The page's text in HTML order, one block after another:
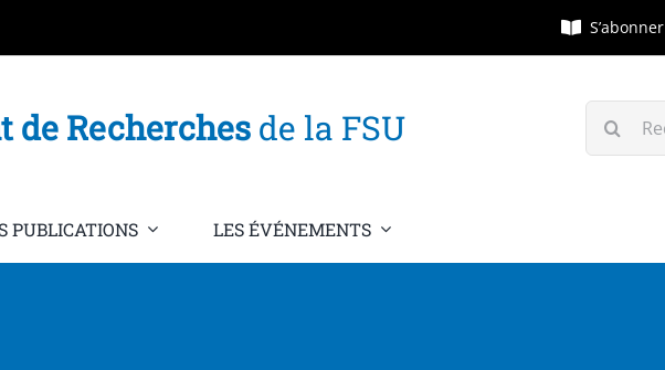
S’abonner
de Recherchesde la FSU Rechercher:
PUBLICATIONS LES ÉVÉNEMENTS